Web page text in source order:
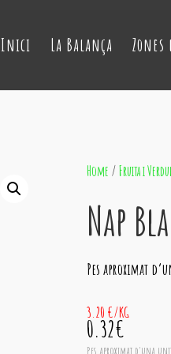
Inici La Balança
Home /Fruita i
Nap
Pes aproximat
3.20 €/KG
0.32€
Pes aproximat d'una